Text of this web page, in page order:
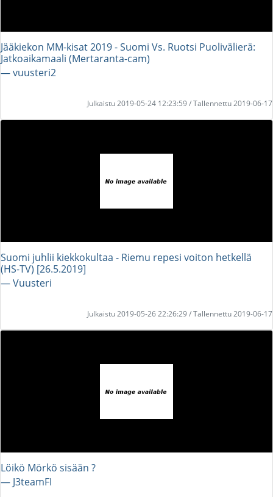
Jääkiekon MM-kisat 2019 - Suomi Vs. Ruotsi Puolivälierä:
Jatkoaikamaali (Mertaranta-cam)
― vuusteri2
Julkaistu 2019-05-24 12:23:59 / Tallennettu 2019-06-17
Suomi juhlii kiekko­kultaa - Riemu repesi voiton hetkellä
(HS-TV) [26.5.2019]
― Vuusteri
Julkaistu 2019-05-26 22:26:29 / Tallennettu 2019-06-17
Löikö Mörkö sisään ?
― J3teamFI